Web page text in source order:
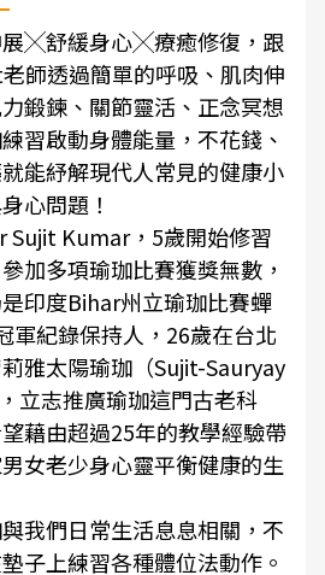
展╳舒緩身心╳療癒修復，跟
師透過簡單的呼吸、肌肉伸
鍛鍊、關節靈活、正念冥想
習啟動身體能量，不花錢、
能紓解現代人常見的健康小
心問題！
Sujit Kumar，5歲開始修習
加多項瑜珈比賽獲獎無數，
印度Bihar州立瑜珈比賽蟬
軍紀錄保持人，26歲在台北
雅太陽瑜珈（Sujit-Sauryay
立志推廣瑜珈這門古老科
藉由超過25年的教學經驗帶
女老少身心靈平衡健康的生
與我們日常生活息息相關，不
子上練習各種體位法動作。